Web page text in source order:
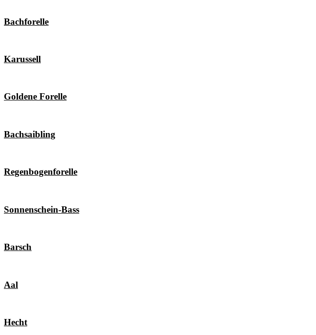
Bachforelle
Karussell
Goldene Forelle
Bachsaibling
Regenbogenforelle
Sonnenschein-Bass
Barsch
Aal
Hecht